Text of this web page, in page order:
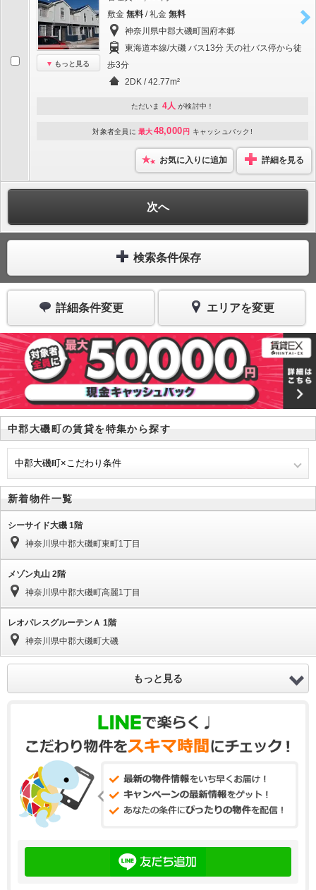
もっと見る
敷金 無料 / 礼金 無料
神奈川県中郡大磯町国府本郷
東海道本線/大磯 バス13分 天の社バス停から徒
歩3分
2DK / 42.77m²
ただいま 4人 が検討中！
対象者全員に 最大48,000 円 キャッシュバック!
お気に入りに追加 詳細を見る
次へ
検索条件保存
詳細条件変更 エリアを変更
中郡大磯町の賃貸を特集から探す
中郡大磯町×こだわり条件
新着物件一覧
シーサイド大磯 1階
神奈川県中郡大磯町東町1丁目
メゾン丸山 2階
神奈川県中郡大磯町高麗1丁目
レオパレスグルーテンＡ 1階
神奈川県中郡大磯町大磯
もっと見る